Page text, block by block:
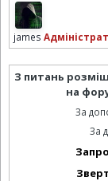
james
З питань
на
За
За